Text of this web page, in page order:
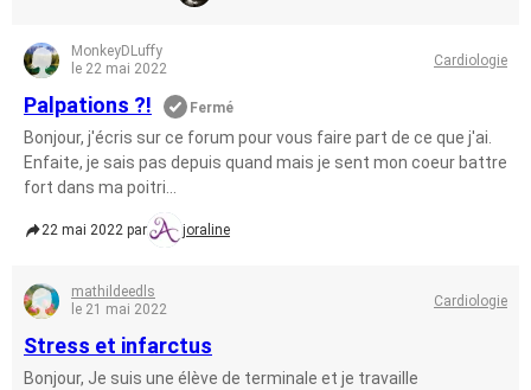
MonkeyDLuffy
le 22 mai 2022
Cardiologie
Palpations ?! Fermé
Bonjour, j'écris sur ce forum pour vous faire part de ce que j'ai.
Enfaite, je sais pas depuis quand mais je sent mon coeur battre
fort dans ma poitri...
22 mai 2022 par joraline
mathildeedls
le 21 mai 2022
Cardiologie
Stress et infarctus
Bonjour, Je suis une élève de terminale et je travaille